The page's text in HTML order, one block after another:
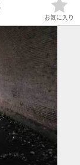
お気に入り